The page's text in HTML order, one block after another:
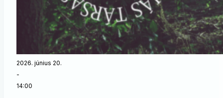
2026. június 20.
-
14:00